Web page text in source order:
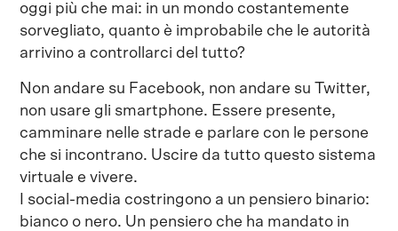
oggi più che mai: in un mondo costantemente
sorvegliato, quanto è improbabile che le autorità
arrivino a controllarci del tutto?
Non andare su Facebook, non andare su Twitter,
non usare gli smartphone. Essere presente,
camminare nelle strade e parlare con le persone
che si incontrano. Uscire da tutto questo sistema
virtuale e vivere.
I social-media costringono a un pensiero binario:
bianco o nero. Un pensiero che ha mandato in